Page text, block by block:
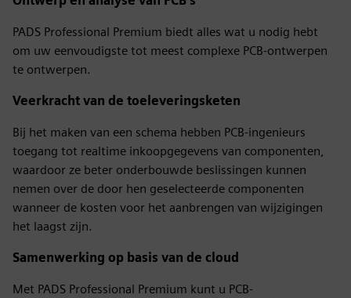
PADS Professional Premium biedt alles wat u nodig hebt
om uw eenvoudigste tot meest complexe PCB-ontwerpen
te ontwerpen.
Veerkracht van de toeleveringsketen
Bij het maken van een schema hebben PCB-ingenieurs
toegang tot realtime inkoopgegevens van componenten,
waardoor ze beter onderbouwde beslissingen kunnen
nemen over de door hen geselecteerde componenten
wanneer de kosten voor het aanbrengen van wijzigingen
het laagst zijn.
Samenwerking op basis van de cloud
Met PADS Professional Premium kunt u PCB-